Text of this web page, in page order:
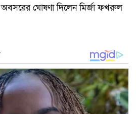
অবসরের ঘোষণা দিলেন মির্জা ফখরুল